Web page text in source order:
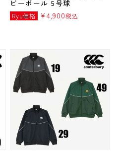
ビーボール 5号球
Ryu価格 ¥ 4,900税込